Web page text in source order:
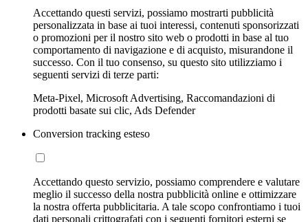
Accettando questi servizi, possiamo mostrarti pubblicità
personalizzata in base ai tuoi interessi, contenuti sponsorizzati
o promozioni per il nostro sito web o prodotti in base al tuo
comportamento di navigazione e di acquisto, misurandone il
successo. Con il tuo consenso, su questo sito utilizziamo i
seguenti servizi di terze parti:
Meta-Pixel, Microsoft Advertising, Raccomandazioni di
prodotti basate sui clic, Ads Defender
Conversion tracking esteso
Accettando questo servizio, possiamo comprendere e valutare
meglio il successo della nostra pubblicità online e ottimizzare
la nostra offerta pubblicitaria. A tale scopo confrontiamo i tuoi
dati personali crittografati con i seguenti fornitori esterni se